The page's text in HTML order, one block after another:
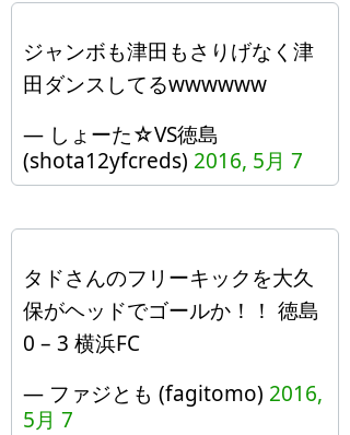
ジャンボも津田もさりげなく津
田ダンスしてるwwwwww
— しょーた☆VS徳島
(shota12yfcreds) 2016, 5月 7
タドさんのフリーキックを大久
保がヘッドでゴールか！！ 徳島
0 – 3 横浜FC
— ファジとも (fagitomo) 2016,
5月 7